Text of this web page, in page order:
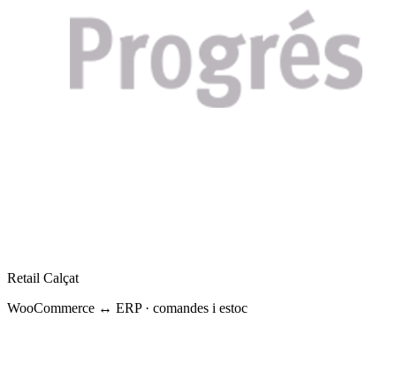
Retail Calçat
WooCommerce ↔ ERP · comandes i estoc